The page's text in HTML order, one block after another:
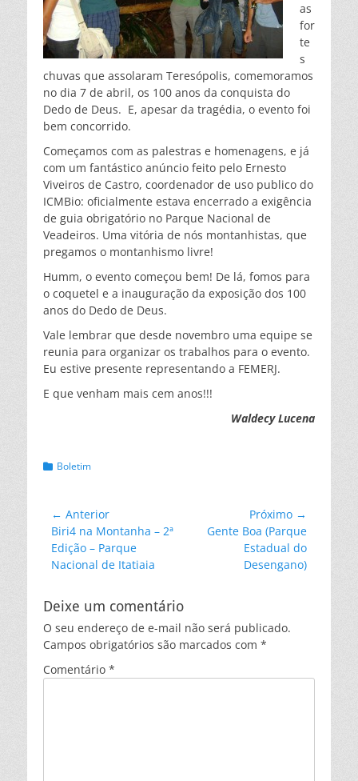
as
for
te
s
chuvas que assolaram Teresópolis, comemoramos
no dia 7 de abril, os 100 anos da conquista do
Dedo de Deus. E, apesar da tragédia, o evento foi
bem concorrido.
Começamos com as palestras e homenagens, e já
com um fantástico anúncio feito pelo Ernesto
Viveiros de Castro, coordenador de uso publico do
ICMBio: oficialmente estava encerrado a exigência
de guia obrigatório no Parque Nacional de
Veadeiros. Uma vitória de nós montanhistas, que
pregamos o montanhismo livre!
Humm, o evento começou bem! De lá, fomos para
o coquetel e a inauguração da exposição dos 100
anos do Dedo de Deus.
Vale lembrar que desde novembro uma equipe se
reunia para organizar os trabalhos para o evento.
Eu estive presente representando a FEMERJ.
E que venham mais cem anos!!!
Waldecy Lucena
Categorias:
Boletim
Navegação
de
Post
← Anterior
Post
anterior:
Biri4 na Montanha – 2ª
Edição – Parque
Nacional de Itatiaia
Próximo →
PróximoGente Boa (Parque
Estadual do
Desengano)
Deixe um comentário
O seu endereço de e-mail não será publicado.
Campos obrigatórios são marcados com *
Comentário *